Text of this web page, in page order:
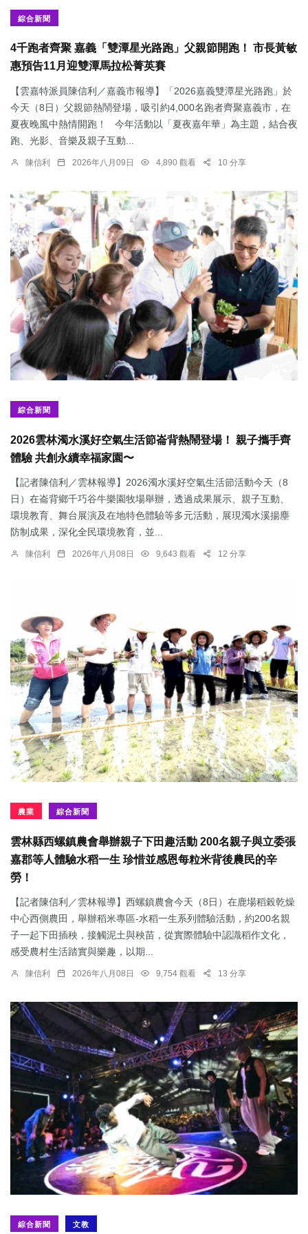
綜合新聞
4千跑者齊聚 嘉義「雙潭星光路跑」父親節開跑！ 市長黃敏
惠預告11月迎雙潭馬拉松菁英賽
【雲嘉特派員陳信利／嘉義市報導】「2026嘉義雙潭星光路跑」於
今天（8日）父親節熱鬧登場，吸引約4,000名跑者齊聚嘉義市，在
夏夜晚風中熱情開跑！ 今年活動以「夏夜嘉年華」為主題，結合夜
跑、光影、音樂及親子互動...
陳信利 2026年八月09日 4,890 觀看 10 分享
綜合新聞
2026雲林濁水溪好空氣生活節崙背熱鬧登場！ 親子攜手齊
體驗 共創永續幸福家園〜
【記者陳信利／雲林報導】2026濁水溪好空氣生活節活動今天（8
日）在崙背鄉千巧谷牛樂園牧場舉辦，透過成果展示、親子互動、
環境教育、舞台展演及在地特色體驗等多元活動，展現濁水溪揚塵
防制成果，深化全民環境教育，並...
陳信利 2026年八月08日 9,643 觀看 12 分享
農業 綜合新聞
雲林縣西螺鎮農會舉辦親子下田趣活動 200名親子與立委張
嘉郡等人體驗水稻一生 珍惜並感恩每粒米背後農民的辛
勞！
【記者陳信利／雲林報導】西螺鎮農會今天（8日）在鹿場稻榖乾燥
中心西側農田，舉辦稻米專區-水稻一生系列體驗活動，約200名親
子一起下田插秧，接觸泥土與秧苗，從實際體驗中認識稻作文化，
感受農村生活踏實與樂趣，以期...
陳信利 2026年八月08日 9,754 觀看 13 分享
綜合新聞 文教